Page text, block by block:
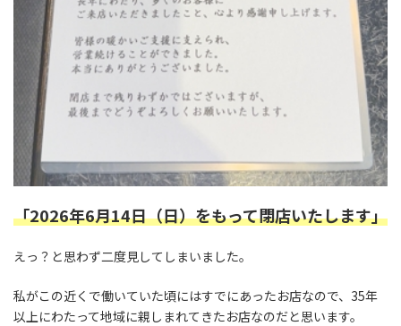
「2026年6月14日（日）をもって閉店いたします」
えっ？と思わず二度見してしまいました。
私がこの近くで働いていた頃にはすでにあったお店なので、35年
以上にわたって地域に親しまれてきたお店なのだと思います。